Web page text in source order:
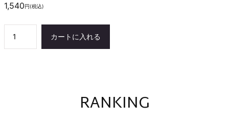
1,540円(税込)
カートに入れる
RANKING